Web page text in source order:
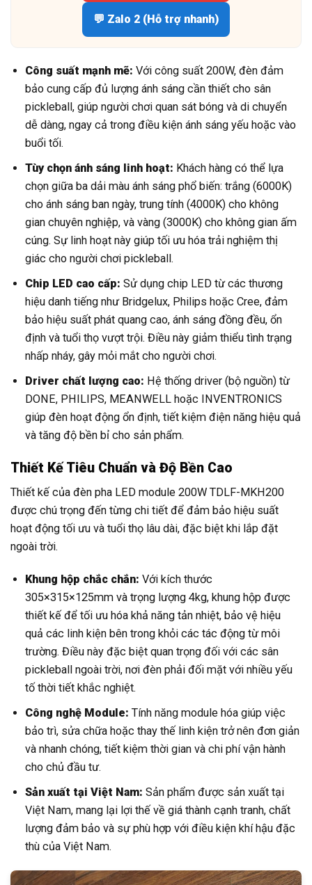
💬 Zalo 2 (Hỗ trợ nhanh)
Công suất mạnh mẽ: Với công suất 200W, đèn đảm
bảo cung cấp đủ lượng ánh sáng cần thiết cho sân
pickleball, giúp người chơi quan sát bóng và di chuyển
dễ dàng, ngay cả trong điều kiện ánh sáng yếu hoặc vào
buổi tối.
Tùy chọn ánh sáng linh hoạt: Khách hàng có thể lựa
chọn giữa ba dải màu ánh sáng phổ biến: trắng (6000K)
cho ánh sáng ban ngày, trung tính (4000K) cho không
gian chuyên nghiệp, và vàng (3000K) cho không gian ấm
cúng. Sự linh hoạt này giúp tối ưu hóa trải nghiệm thị
giác cho người chơi pickleball.
Chip LED cao cấp: Sử dụng chip LED từ các thương
hiệu danh tiếng như Bridgelux, Philips hoặc Cree, đảm
bảo hiệu suất phát quang cao, ánh sáng đồng đều, ổn
định và tuổi thọ vượt trội. Điều này giảm thiểu tình trạng
nhấp nháy, gây mỏi mắt cho người chơi.
Driver chất lượng cao: Hệ thống driver (bộ nguồn) từ
DONE, PHILIPS, MEANWELL hoặc INVENTRONICS
giúp đèn hoạt động ổn định, tiết kiệm điện năng hiệu quả
và tăng độ bền bỉ cho sản phẩm.
Thiết Kế Tiêu Chuẩn và Độ Bền Cao
Thiết kế của đèn pha LED module 200W TDLF-MKH200
được chú trọng đến từng chi tiết để đảm bảo hiệu suất
hoạt động tối ưu và tuổi thọ lâu dài, đặc biệt khi lắp đặt
ngoài trời.
Khung hộp chắc chắn: Với kích thước
305×315×125mm và trọng lượng 4kg, khung hộp được
thiết kế để tối ưu hóa khả năng tản nhiệt, bảo vệ hiệu
quả các linh kiện bên trong khỏi các tác động từ môi
trường. Điều này đặc biệt quan trọng đối với các sân
pickleball ngoài trời, nơi đèn phải đối mặt với nhiều yếu
tố thời tiết khắc nghiệt.
Công nghệ Module: Tính năng module hóa giúp việc
bảo trì, sửa chữa hoặc thay thế linh kiện trở nên đơn giản
và nhanh chóng, tiết kiệm thời gian và chi phí vận hành
cho chủ đầu tư.
Sản xuất tại Việt Nam: Sản phẩm được sản xuất tại
Việt Nam, mang lại lợi thế về giá thành cạnh tranh, chất
lượng đảm bảo và sự phù hợp với điều kiện khí hậu đặc
thù của Việt Nam.